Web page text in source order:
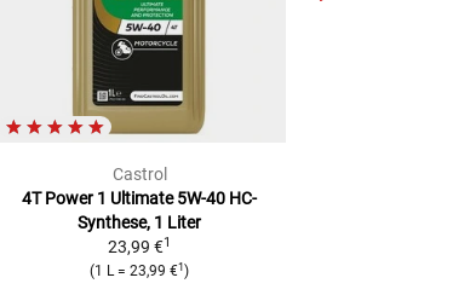
Castrol
4T Power 1 Ultimate 5W-40 HC-
Synthese, 1 Liter
23,99 €1
(1 L= 23,99 €1 )